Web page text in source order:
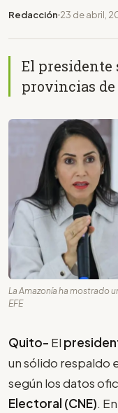
Redacción 23 de abril,
El presidente
provincias
La Amazonía ha mostrado
EFE
Quito- El
un sólido respaldo
según los datos
Electoral (CNE). En